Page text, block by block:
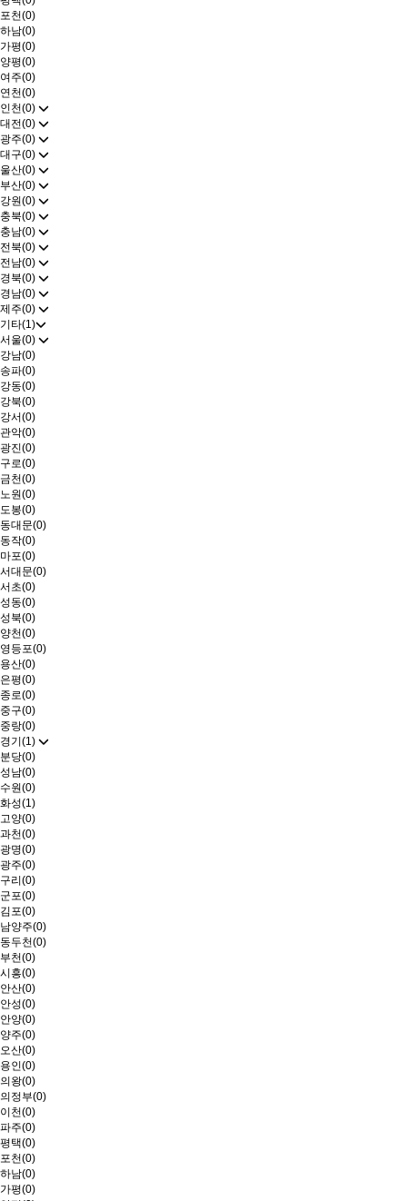
포천(0)
하남(0)
가평(0)
양평(0)
여주(0)
연천(0)
인천(0)
대전(0)
광주(0)
대구(0)
울산(0)
부산(0)
강원(0)
충북(0)
충남(0)
전북(0)
전남(0)
경북(0)
경남(0)
제주(0)
기타(1)
서울(0)
강남(0)
송파(0)
강동(0)
강북(0)
강서(0)
관악(0)
광진(0)
구로(0)
금천(0)
노원(0)
도봉(0)
동대문(0)
동작(0)
마포(0)
서대문(0)
서초(0)
성동(0)
성북(0)
양천(0)
영등포(0)
용산(0)
은평(0)
종로(0)
중구(0)
중랑(0)
경기(1)
분당(0)
성남(0)
수원(0)
화성(1)
고양(0)
과천(0)
광명(0)
광주(0)
구리(0)
군포(0)
김포(0)
남양주(0)
동두천(0)
부천(0)
시흥(0)
안산(0)
안성(0)
안양(0)
양주(0)
오산(0)
용인(0)
의왕(0)
의정부(0)
이천(0)
파주(0)
평택(0)
포천(0)
하남(0)
가평(0)